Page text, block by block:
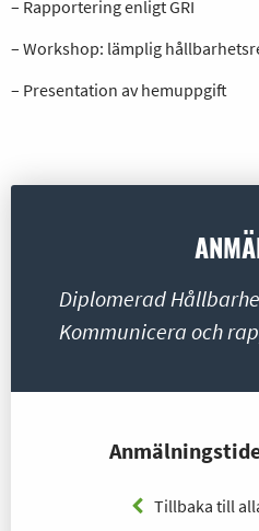
– Rapportering enligt GRI
– Workshop: lämplig
– Presentation av hemuppgift
Diplomerad
Kommunicera och
Tillbaka till